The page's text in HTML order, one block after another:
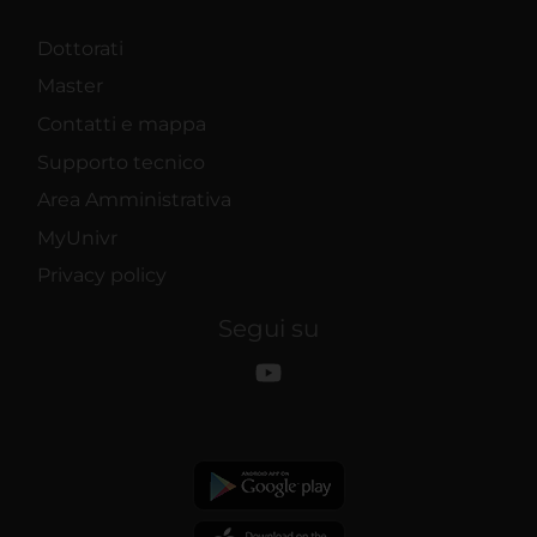
Dottorati
Master
Contatti e mappa
Supporto tecnico
Area Amministrativa
MyUnivr
Privacy policy
Segui su